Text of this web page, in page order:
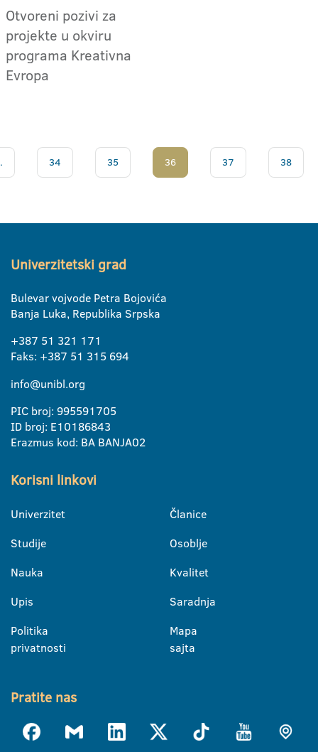
Otvoreni pozivi za
projekte u okviru
programa Kreativna
Evropa
34 35 36 37 38
Univerzitetski grad
Bulevar vojvode Petra Bojovića
Banja Luka, Republika Srpska
+387 51 321 171
Faks: +387 51 315 694
info@unibl.org
PIC broj: 995591705
ID broj: E10186843
Erazmus kod: BA BANJA02
Korisni linkovi
Univerzitet
Studije
Nauka
Upis
Politika
privatnosti
Članice
Osoblje
Kvalitet
Saradnja
Mapa
sajta
Pratite nas